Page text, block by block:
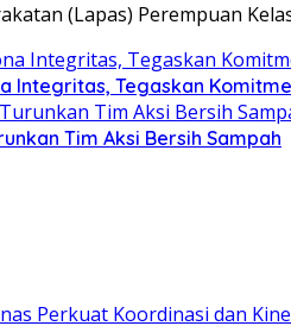
(Lapas) Perempuan
Integritas, Tegaskan
Tim Aksi Bersih Sampah